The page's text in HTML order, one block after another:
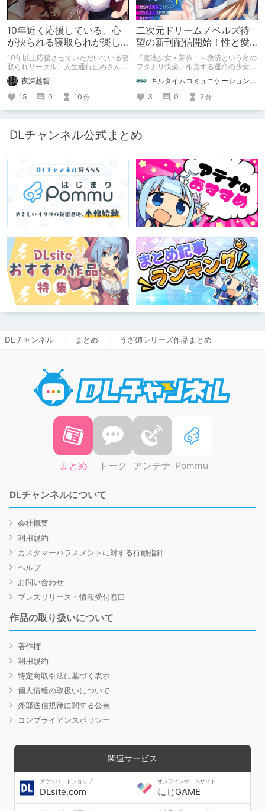
10年近く応援している、心
が抉られる寝取られが楽し
めるサークル
10年以上応援させていただいている寝
取られサークル、人生通行止めさんの
新作がとても良かったので、新作を中
心に、このサークルのゲームを紹介し
たくて、記事を書かせていただく。
キミノオモイからずっと好きな熱心な
ファンとしての記事にどうか、お付き
微修正）
夜深越智
15
0 10 分
二次元ドリームノベルズ待
望の新刊配信開始！性と愛
が渦巻く、ファンタジー官
能小説開幕！
『魔法少女・芽依 ～救済という名の
フタナリ快楽、相克する運命の少女た
ト：鳩春 一気に上・下巻が同時配
信！
キルタイムコミュニケーション（KTC）の作品を一人でも多くの人に知ってほしい人
3
0 2分
DLチャンネル公式まとめ
DLチャンネル まとめ うざ姉シリーズ作品まとめ
まとめ トーク アンテナ Pommu
DLチャンネルについて
会社概要
利用規約
カスタマーハラスメントに対する行動指針
ヘルプ
お問い合わせ
プレスリリース・情報受付窓口
作品の取り扱いについて
著作権
利用規約
特定商取引法に基づく表示
個人情報の取扱いについて
外部送信規律に関する公表
コンプライアンスポリシー
関連サービス
ダウンロードショップ
DLsite.com
オンラインゲームサイト
にじGAME